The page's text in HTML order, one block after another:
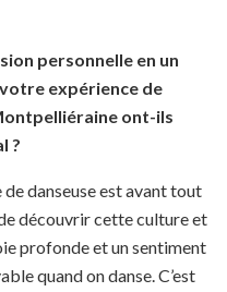
personnelle en un
expérience de
ont-ils
?
danseuse est avant tout
découvrir cette culture et
profonde et un sentiment
quand on danse. C’est